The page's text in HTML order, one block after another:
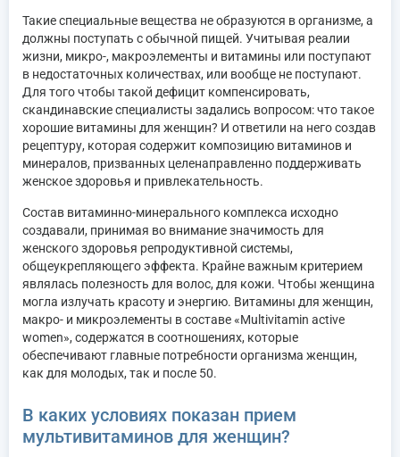
Такие специальные вещества не образуются в организме, а
должны поступать с обычной пищей. Учитывая реалии
жизни, микро-, макроэлементы и витамины или поступают
в недостаточных количествах, или вообще не поступают.
Для того чтобы такой дефицит компенсировать,
скандинавские специалисты задались вопросом: что такое
хорошие витамины для женщин? И ответили на него создав
рецептуру, которая содержит композицию витаминов и
минералов, призванных целенаправленно поддерживать
женское здоровья и привлекательность.
Состав витаминно-минерального комплекса исходно
создавали, принимая во внимание значимость для
женского здоровья репродуктивной системы,
общеукрепляющего эффекта. Крайне важным критерием
являлась полезность для волос, для кожи. Чтобы женщина
могла излучать красоту и энергию. Витамины для женщин,
макро- и микроэлементы в составе «Multivitamin active
women», содержатся в соотношениях, которые
обеспечивают главные потребности организма женщин,
как для молодых, так и после 50.
В каких условиях показан прием
мультивитаминов для женщин?